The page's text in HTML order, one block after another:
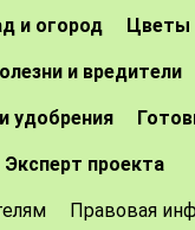
и огород Цветы
и вредители
удобрения
Эксперт проекта
Правовая